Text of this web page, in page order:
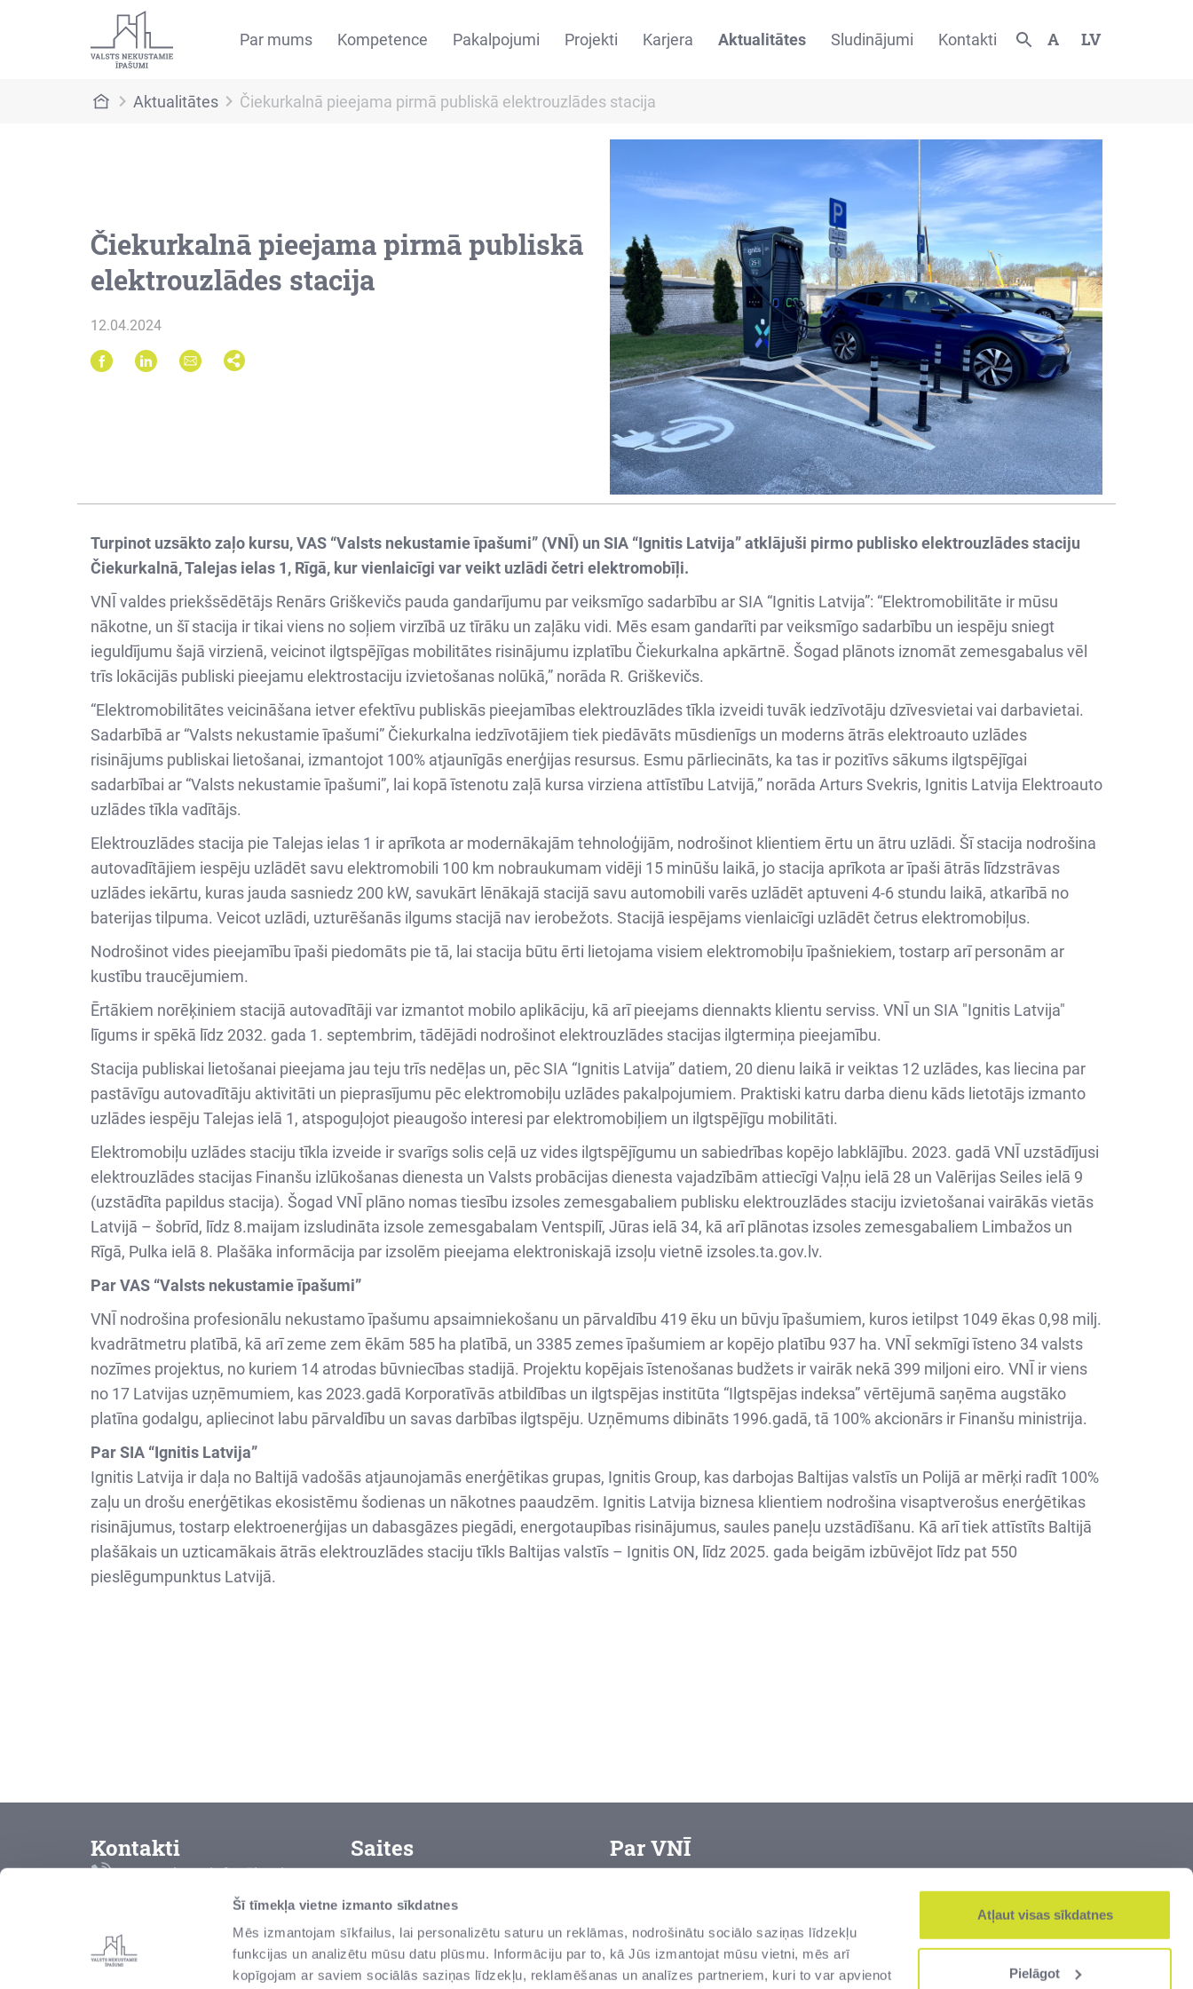
Šī tīmekļa vietne izmanto sīkdatnes
Mēs izmantojam sīkfailus, lai personalizētu saturu un reklāmas, nodrošinātu sociālo saziņas līdzekļu
funkcijas un analizētu mūsu datu plūsmu. Informāciju par to, kā Jūs izmantojat mūsu vietni, mēs arī
kopīgojam ar saviem sociālās saziņas līdzekļu, reklamēšanas un analīzes partneriem, kuri to var apvienot
Atļaut visas sīkdatnes
Pielāgot
Par mums Kompetence Pakalpojumi Projekti Karjera Aktualitātes Sludinājumi Kontakti A LV
Aktualitātes Čiekurkalnā pieejama pirmā publiskā elektrouzlādes stacija
Čiekurkalnā pieejama pirmā publiskā
elektrouzlādes stacija
12.04.2024
Turpinot uzsākto zaļo kursu, VAS “Valsts nekustamie īpašumi” (VNĪ) un SIA “Ignitis Latvija” atklājuši pirmo publisko elektrouzlādes staciju
Čiekurkalnā, Talejas ielas 1, Rīgā, kur vienlaicīgi var veikt uzlādi četri elektromobīļi.
VNĪ valdes priekšsēdētājs Renārs Griškevičs pauda gandarījumu par veiksmīgo sadarbību ar SIA “Ignitis Latvija”: “Elektromobilitāte ir mūsu
nākotne, un šī stacija ir tikai viens no soļiem virzībā uz tīrāku un zaļāku vidi. Mēs esam gandarīti par veiksmīgo sadarbību un iespēju sniegt
ieguldījumu šajā virzienā, veicinot ilgtspējīgas mobilitātes risinājumu izplatību Čiekurkalna apkārtnē. Šogad plānots iznomāt zemesgabalus vēl
trīs lokācijās publiski pieejamu elektrostaciju izvietošanas nolūkā,” norāda R. Griškevičs.
“Elektromobilitātes veicināšana ietver efektīvu publiskās pieejamības elektrouzlādes tīkla izveidi tuvāk iedzīvotāju dzīvesvietai vai darbavietai.
Sadarbībā ar “Valsts nekustamie īpašumi” Čiekurkalna iedzīvotājiem tiek piedāvāts mūsdienīgs un moderns ātrās elektroauto uzlādes
risinājums publiskai lietošanai, izmantojot 100% atjaunīgās enerģijas resursus. Esmu pārliecināts, ka tas ir pozitīvs sākums ilgtspējīgai
sadarbībai ar “Valsts nekustamie īpašumi”, lai kopā īstenotu zaļā kursa virziena attīstību Latvijā,” norāda Arturs Svekris, Ignitis Latvija Elektroauto
uzlādes tīkla vadītājs.
Elektrouzlādes stacija pie Talejas ielas 1 ir aprīkota ar modernākajām tehnoloģijām, nodrošinot klientiem ērtu un ātru uzlādi. Šī stacija nodrošina
autovadītājiem iespēju uzlādēt savu elektromobili 100 km nobraukumam vidēji 15 minūšu laikā, jo stacija aprīkota ar īpaši ātrās līdzstrāvas
uzlādes iekārtu, kuras jauda sasniedz 200 kW, savukārt lēnākajā stacijā savu automobili varēs uzlādēt aptuveni 4-6 stundu laikā, atkarībā no
baterijas tilpuma. Veicot uzlādi, uzturēšanās ilgums stacijā nav ierobežots. Stacijā iespējams vienlaicīgi uzlādēt četrus elektromobiļus.
Nodrošinot vides pieejamību īpaši piedomāts pie tā, lai stacija būtu ērti lietojama visiem elektromobiļu īpašniekiem, tostarp arī personām ar
kustību traucējumiem.
Ērtākiem norēķiniem stacijā autovadītāji var izmantot mobilo aplikāciju, kā arī pieejams diennakts klientu serviss. VNĪ un SIA "Ignitis Latvija"
līgums ir spēkā līdz 2032. gada 1. septembrim, tādējādi nodrošinot elektrouzlādes stacijas ilgtermiņa pieejamību.
Stacija publiskai lietošanai pieejama jau teju trīs nedēļas un, pēc SIA “Ignitis Latvija” datiem, 20 dienu laikā ir veiktas 12 uzlādes, kas liecina par
pastāvīgu autovadītāju aktivitāti un pieprasījumu pēc elektromobiļu uzlādes pakalpojumiem. Praktiski katru darba dienu kāds lietotājs izmanto
uzlādes iespēju Talejas ielā 1, atspoguļojot pieaugošo interesi par elektromobiļiem un ilgtspējīgu mobilitāti.
Elektromobiļu uzlādes staciju tīkla izveide ir svarīgs solis ceļā uz vides ilgtspējīgumu un sabiedrības kopējo labklājību. 2023. gadā VNĪ uzstādījusi
elektrouzlādes stacijas Finanšu izlūkošanas dienesta un Valsts probācijas dienesta vajadzībām attiecīgi Vaļņu ielā 28 un Valērijas Seiles ielā 9
(uzstādīta papildus stacija). Šogad VNĪ plāno nomas tiesību izsoles zemesgabaliem publisku elektrouzlādes staciju izvietošanai vairākās vietās
Latvijā – šobrīd, līdz 8.maijam izsludināta izsole zemesgabalam Ventspilī, Jūras ielā 34, kā arī plānotas izsoles zemesgabaliem Limbažos un
Rīgā, Pulka ielā 8. Plašāka informācija par izsolēm pieejama elektroniskajā izsoļu vietnē izsoles.ta.gov.lv.
Par VAS “Valsts nekustamie īpašumi”
VNĪ nodrošina profesionālu nekustamo īpašumu apsaimniekošanu un pārvaldību 419 ēku un būvju īpašumiem, kuros ietilpst 1049 ēkas 0,98 milj.
kvadrātmetru platībā, kā arī zeme zem ēkām 585 ha platībā, un 3385 zemes īpašumiem ar kopējo platību 937 ha. VNĪ sekmīgi īsteno 34 valsts
nozīmes projektus, no kuriem 14 atrodas būvniecības stadijā. Projektu kopējais īstenošanas budžets ir vairāk nekā 399 miljoni eiro. VNĪ ir viens
no 17 Latvijas uzņēmumiem, kas 2023.gadā Korporatīvās atbildības un ilgtspējas institūta “Ilgtspējas indeksa” vērtējumā saņēma augstāko
platīna godalgu, apliecinot labu pārvaldību un savas darbības ilgtspēju. Uzņēmums dibināts 1996.gadā, tā 100% akcionārs ir Finanšu ministrija.
Par SIA “Ignitis Latvija”
Ignitis Latvija ir daļa no Baltijā vadošās atjaunojamās enerģētikas grupas, Ignitis Group, kas darbojas Baltijas valstīs un Polijā ar mērķi radīt 100%
zaļu un drošu enerģētikas ekosistēmu šodienas un nākotnes paaudzēm. Ignitis Latvija biznesa klientiem nodrošina visaptverošus enerģētikas
risinājumus, tostarp elektroenerģijas un dabasgāzes piegādi, energotaupības risinājumus, saules paneļu uzstādīšanu. Kā arī tiek attīstīts Baltijā
plašākais un uzticamākais ātrās elektrouzlādes staciju tīkls Baltijas valstīs – Ignitis ON, līdz 2025. gada beigām izbūvējot līdz pat 550
pieslēgumpunktus Latvijā.
Kontakti
Bezmaksas info tālrunis
8000 2000
Talejas iela 1, Rīga, Latvija,
Saites
Lietošanas noteikumi
Privātuma politika
Par VNĪ
VAS “Valsts nekustamie īpašumi” ir lielākais Latvijas dižāko vērtību –
zemes un ēku – pārvaldītājs. Zeme un kultūrvēsturiskais mantojums,
senas un modernas ēkas, valsts robežas un muitas infrastruktūra –
tās ir valsts vērtības Latvijas cilvēkiem.